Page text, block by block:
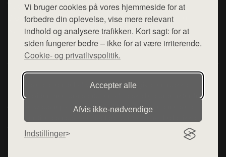
Vi bruger cookies på vores hjemmeside for at
forbedre din oplevelse, vise mere relevant
indhold og analysere trafikken. Kort sagt: for at
siden fungerer bedre – ikke for at være irriterende.
Cookie- og privatlivspolitik.
Accepter alle
Afvis ikke‑nødvendige
Indstillinger
Top Rabatter
Blog
Kontakt
Mail: hej@want.dk
Cookie- og privatlivspolitik
Denne side er en del af want.dk, der udgiver en række
hjemmesider med præsentation af forskellige produkter fra
diverse webshops. Der sælges ikke varer fra denne side - vi
henviser til de shops, som sælger varen. Vi har heller ikke
varerne på lager.